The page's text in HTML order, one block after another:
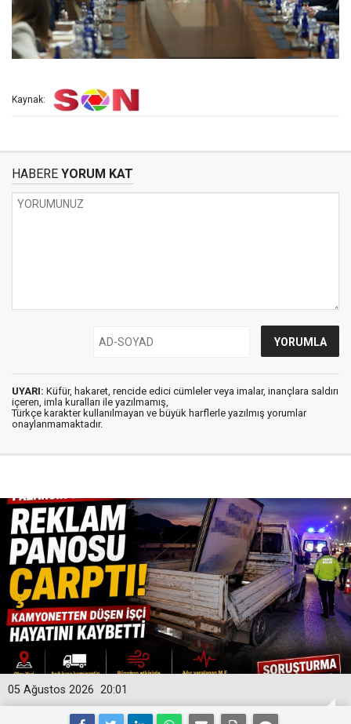
Kaynak:
HABERE YORUM KAT
UYARI: Küfür, hakaret, rencide edici cümleler veya imalar, inançlara saldırı
içeren, imla kuralları ile yazılmamış,
Türkçe karakter kullanılmayan ve büyük harflerle yazılmış yorumlar
onaylanmamaktadır.
20:01
05 Ağustos 2026